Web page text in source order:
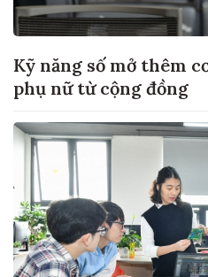
Kỹ năng số mở thêm
phụ nữ từ cộng đồng